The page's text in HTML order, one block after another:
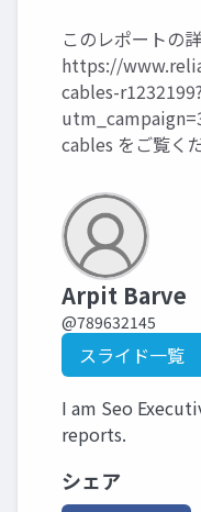
このレポートの詳
https://
cables-r1232199?
cables をご覧く
Arpit Barve
@789632145
スライド一覧
I am Seo
reports.
シェア